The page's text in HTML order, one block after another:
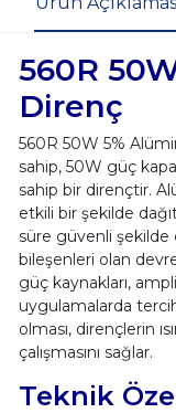
560R
Direnç
560R 50W 5%
sahip, 50W güç
sahip bir dirençtir.
etkili bir şekilde
süre güvenli şekilde
bileşenleri olan
güç kaynakları,
uygulamalarda
olması, dirençlerin
çalışmasını sağlar.
Teknik